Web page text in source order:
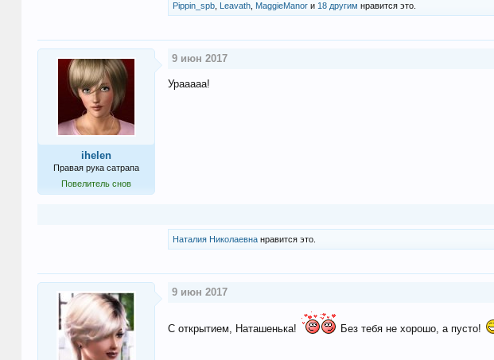
Pippin_spb, Leavath, MaggieManorи 18 другим нравится это.
ihelen
Правая рука сатрапа
Повелитель снов
9 июн 2017
Урааааа!
Наталия Николаевнанравится это.
9 июн 2017
С открытием, Наташенька! Без тебя не хорошо, а пусто!